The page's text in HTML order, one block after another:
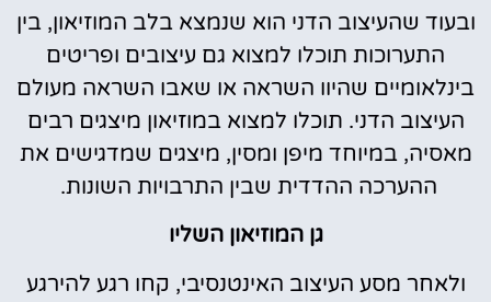
ובעוד שהעיצוב הדני הוא שנמצא בלב המוזיאון, בין
התערוכות תוכלו למצוא גם עיצובים ופריטים
בינלאומיים שהיוו השראה או שאבו השראה מעולם
העיצוב הדני. תוכלו למצוא במוזיאון מיצגים רבים
מאסיה, במיוחד מיפן ומסין, מיצגים שמדגישים את
ההערכה ההדדית שבין התרבויות השונות.
גן המוזיאון השליו
ולאחר מסע העיצוב האינטנסיבי, קחו רגע להירגע